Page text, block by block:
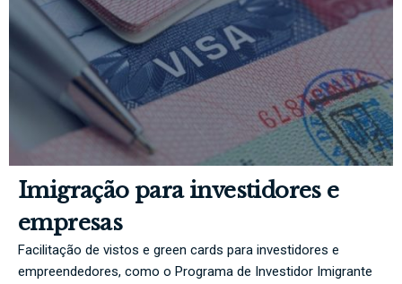
Imigração para investidores e
empresas
Facilitação de vistos e green cards para investidores e
empreendedores, como o Programa de Investidor Imigrante